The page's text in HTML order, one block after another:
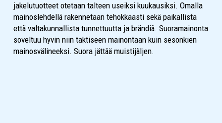
jakelutuotteet otetaan talteen useiksi kuukausiksi. Omalla
mainoslehdellä rakennetaan tehokkaasti sekä paikallista
että valtakunnallista tunnettuutta ja brändiä. Suoramainonta
soveltuu hyvin niin taktiseen mainontaan kuin sesonkien
mainosvälineeksi. Suora jättää muistijäljen.